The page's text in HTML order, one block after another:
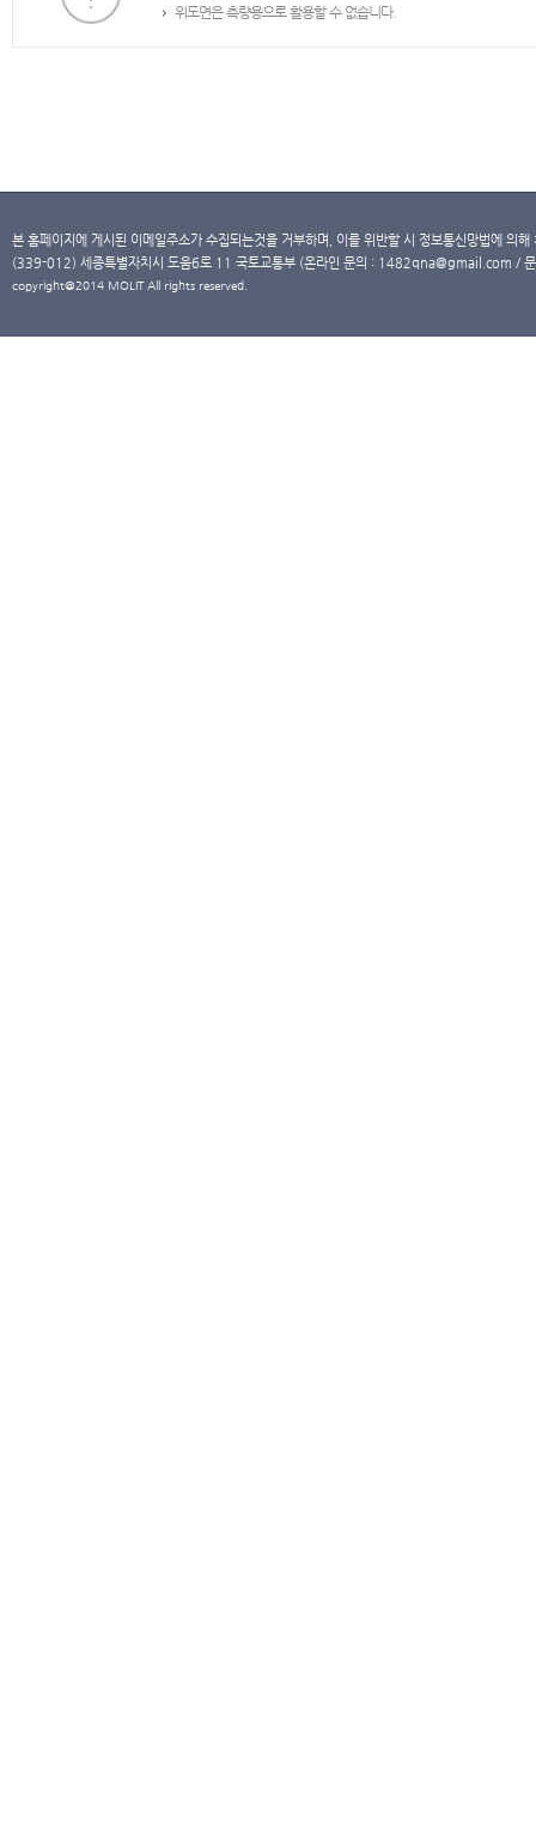
위도면은 측량용으로 활용할 수 없습니다.
본 홈페이지에 게시된 이메일주소가 수집되는것을 거부하며, 이를 위반할 시 정보통신망법에 의
(339-012) 세종특별자치시 도움6로 11 국토교통부 (온라인 문의 : 1482qna@gmail.com /
copyright@2014 MOLIT All rights reserved.